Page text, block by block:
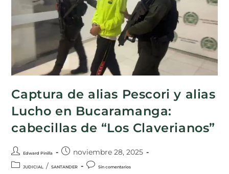
Captura de alias Pescori y alias
Lucho en Bucaramanga:
cabecillas de “Los Claverianos”
Edward Pinilla noviembre 28, 2025
JUDICIAL / SANTANDER Sin comentarios